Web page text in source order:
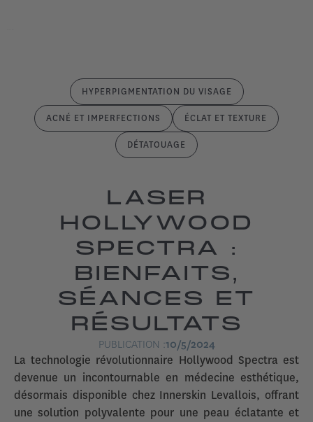
HYPERPIGMENTATION DU VISAGE
ACNÉ ET IMPERFECTIONS ÉCLAT ET TEXTURE
DÉTATOUAGE
LASER
HOLLYWOOD
SPECTRA :
BIENFAITS,
SÉANCES ET
RÉSULTATS
PUBLICATION :10/5/2024
La technologie révolutionnaire Hollywood Spectra est
devenue un incontournable en médecine esthétique,
désormais disponible chez Innerskin Levallois, offrant
une solution polyvalente pour une peau éclatante et